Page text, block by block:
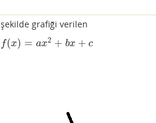
şekilde grafiği verilen
f(x) = ax2 + bx + c
f(x)=a x2+bx+ c